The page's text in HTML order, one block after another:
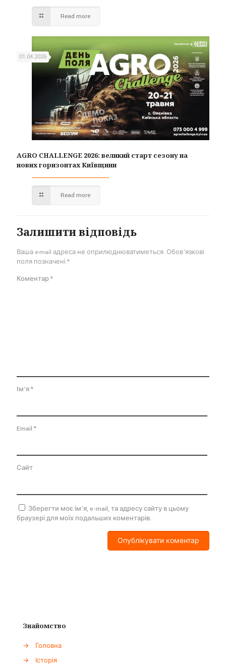
Read more
01.04.2026
AGRO CHALLENGE 2026: великий старт сезону на
нових горизонтах Київщини
Read more
Залишити відповідь
Ваша e-mail адреса не оприлюднюватиметься. Обов’язкові
поля позначені *
Коментар*
Ім'я*
Email *
Сайт
Зберегти моє ім'я, e-mail, та адресу сайту в цьому
браузері для моїх подальших коментарів.
Знайомство
→
Головна
→
Історія